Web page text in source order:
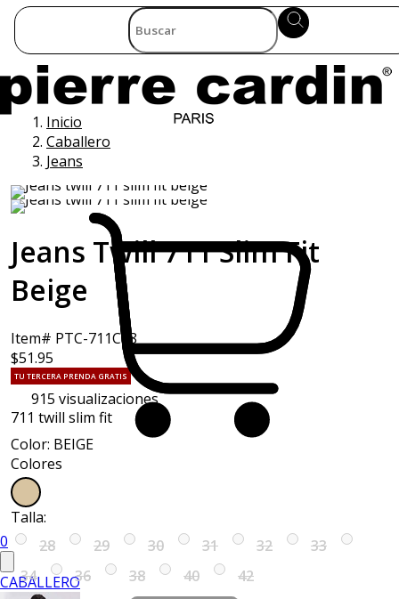
0
CABALLERO
Inicio
Caballero
Jeans
Jeans Twill 711 Slim Fit
Beige
Item# PTC-711C88
$51.95
TU TERCERA PRENDA GRATIS
915 visualizaciones
711 twill slim fit
Color: BEIGE
Colores
Talla:
28
29 30 31 32
33
34
36 38 40
42